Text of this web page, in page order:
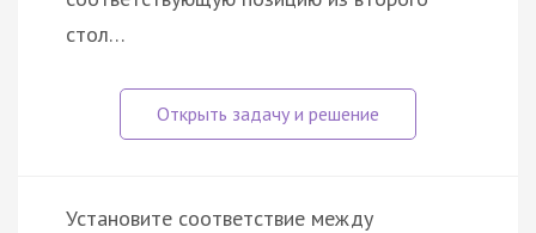
стол…
Установите соответствие между